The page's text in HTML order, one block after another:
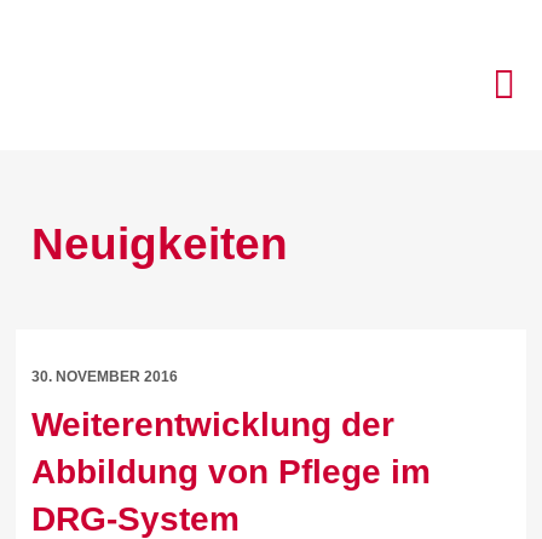
Neuigkeiten
30. NOVEMBER 2016
Weiterentwicklung der
Abbildung von Pflege im
DRG-System